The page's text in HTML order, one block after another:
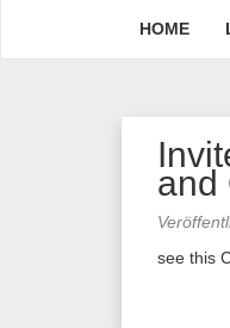
HOME
and
see this